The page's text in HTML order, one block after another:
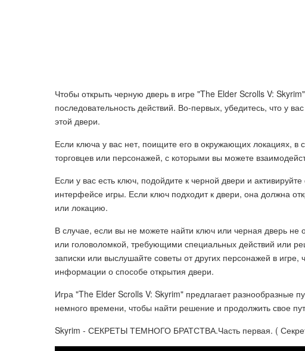
Чтобы открыть черную дверь в игре "The Elder Scrolls V:
последовательность действий. Во-первых, убедитесь, что у
этой двери.
Если ключа у вас нет, поищите его в окружающих локациях, в
торговцев или персонажей, с которыми вы можете
Если у вас есть ключ, подойдите к черной двери и
интерфейсе игры. Если ключ подходит к двери, она должна
или локацию.
В случае, если вы не можете найти ключ или черная дверь не
или головоломкой, требующими специальных действий или
записки или выслушайте советы от других персонажей в игре,
информации о способе открытия двери.
Игра "The Elder Scrolls V: Skyrim" предлагает разнообразные
немного времени, чтобы найти решение и продолжить свое
Skyrim - СЕКРЕТЫ ТЕМНОГО БРАТСТВА.Часть первая. (